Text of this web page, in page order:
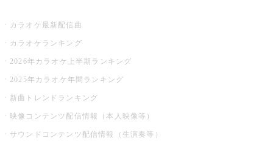
カラオケ最新配信曲
カラオケランキング
2026年カラオケ上半期ランキング
2025年カラオケ年間ランキング
新曲トレンドランキング
映像コンテンツ配信情報（本人映像等）
サウンドコンテンツ配信情報（生演奏等）